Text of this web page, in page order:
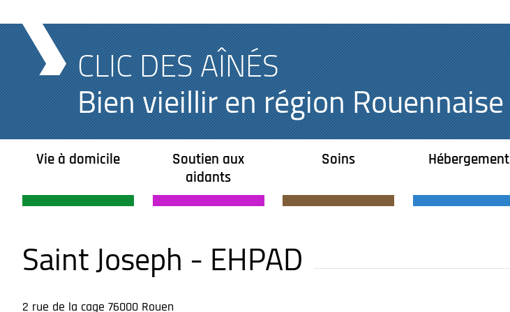
CLIC DES AÎNÉS
Bien vieillir en région Rouennaise
Vie à domicile
Soutien aux
aidants
Soins Hébergement
Saint Joseph - EHPAD
2 rue de la cage 76000 Rouen